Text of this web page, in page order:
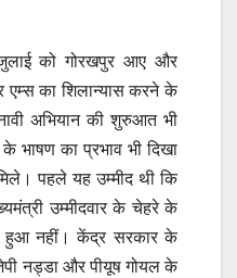
जुलाई को गोरखपुर आए और
एम्स का शिलान्यास करने के
अभियान की शुरुआत भी
भाषण का प्रभाव भी दिखा
पहले यह उम्मीद थी कि
उम्मीदवार के चेहरे के
हुआ नहीं। केंद्र सरकार के
नड्डा और पीयूष गोयल के